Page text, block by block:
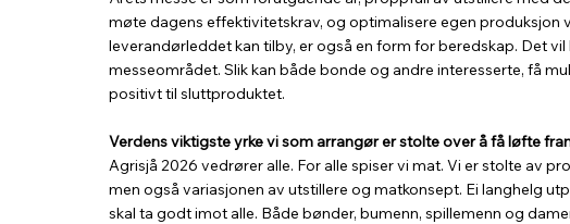
møte dagens effektivitetskrav, og optimalisere egen produksjon
leverandørleddet kan tilby, er også en form for beredskap. Det
messeområdet. Slik kan både bonde og andre interesserte, få
positivt til sluttproduktet.
Verdens viktigste yrke vi som arrangør er stolte over å få løfte
Agrisjå 2026 vedrører alle. For alle spiser vi mat. Vi er stolte av
men også variasjonen av utstillere og matkonsept. Ei langhelg
skal ta godt imot alle. Både bønder, bumenn, spillemenn og